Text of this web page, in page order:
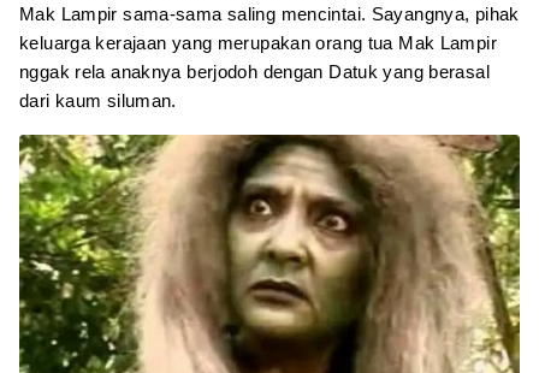
Mak Lampir sama-sama saling mencintai. Sayangnya, pihak
keluarga kerajaan yang merupakan orang tua Mak Lampir
nggak rela anaknya berjodoh dengan Datuk yang berasal
dari kaum siluman.